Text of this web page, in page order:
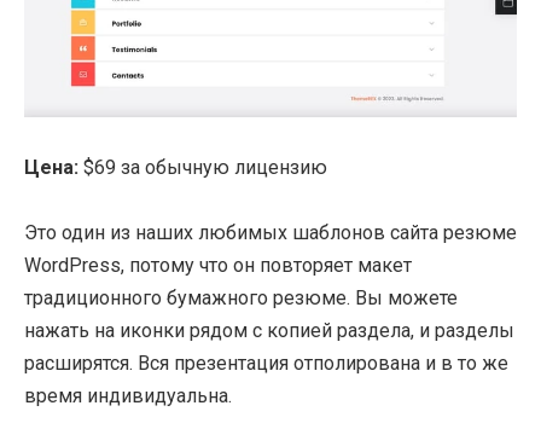
Цена: $69 за обычную лицензию
Это один из наших любимых шаблонов сайта резюме
WordPress, потому что он повторяет макет
традиционного бумажного резюме. Вы можете
нажать на иконки рядом с копией раздела, и разделы
расширятся. Вся презентация отполирована и в то же
время индивидуальна.